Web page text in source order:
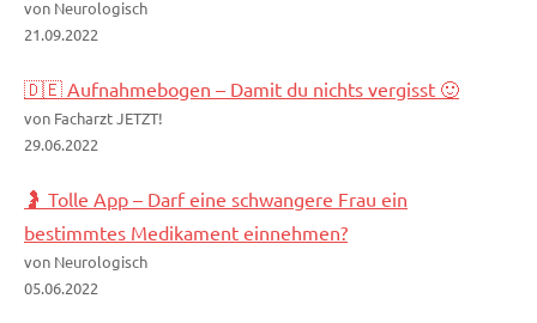
von Neurologisch
21.09.2022
🇩🇪 Aufnahmebogen – Damit du nichts vergisst 🙂
von Facharzt JETZT!
29.06.2022
🤰 Tolle App – Darf eine schwangere Frau ein
bestimmtes Medikament einnehmen?
von Neurologisch
05.06.2022